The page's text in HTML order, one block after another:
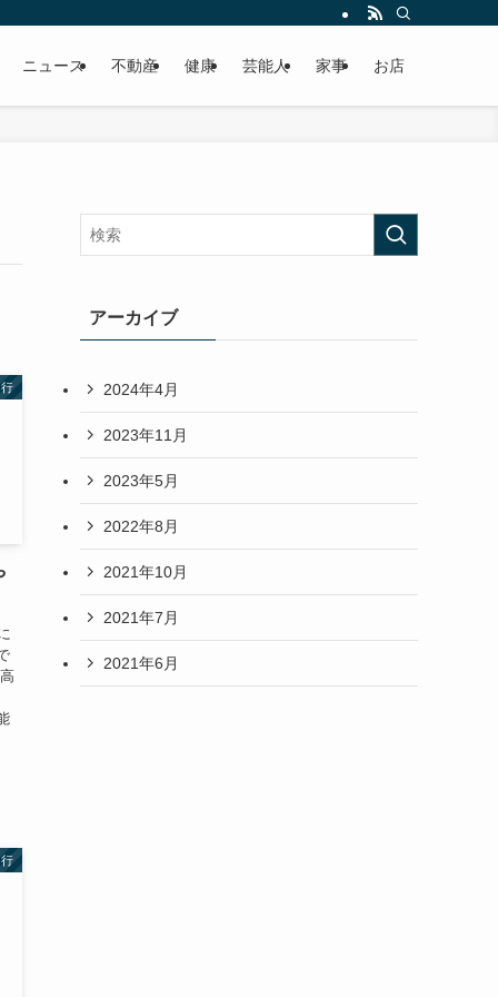
ニュース 不動産 健康 芸能人 家事 お店
アーカイブ
2024年4月
2023年11月
2023年5月
2022年8月
2021年10月
2021年7月
2021年6月